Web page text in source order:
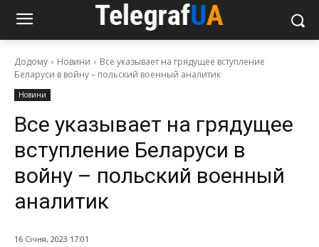
Додому Новини
Все указывает на грядущее вступление
Беларуси в войну – польский военный аналитик
Новини
Все указывает на грядущее
вступление Беларуси в
войну – польский военный
аналитик
16 Січня, 2023 17:01